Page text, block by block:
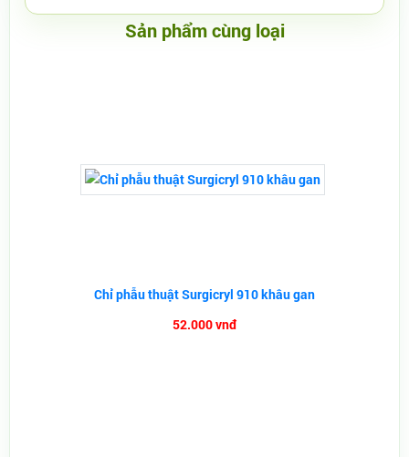
Sản phẩm cùng loại
Chỉ phẫu thuật Surgicryl 910 khâu gan
52.000 vnđ